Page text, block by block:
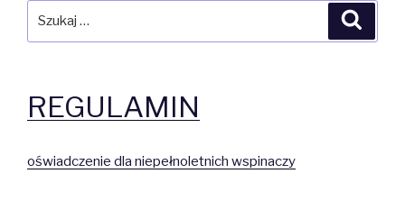
REGULAMIN
oświadczenie dla niepełnoletnich wspinaczy